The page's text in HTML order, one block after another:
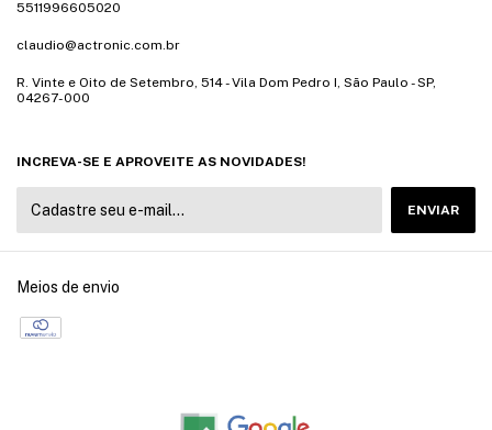
5511996605020
claudio@actronic.com.br
R. Vinte e Oito de Setembro, 514 - Vila Dom Pedro I, São Paulo - SP,
04267-000
INCREVA-SE E APROVEITE AS NOVIDADES!
Meios de envio